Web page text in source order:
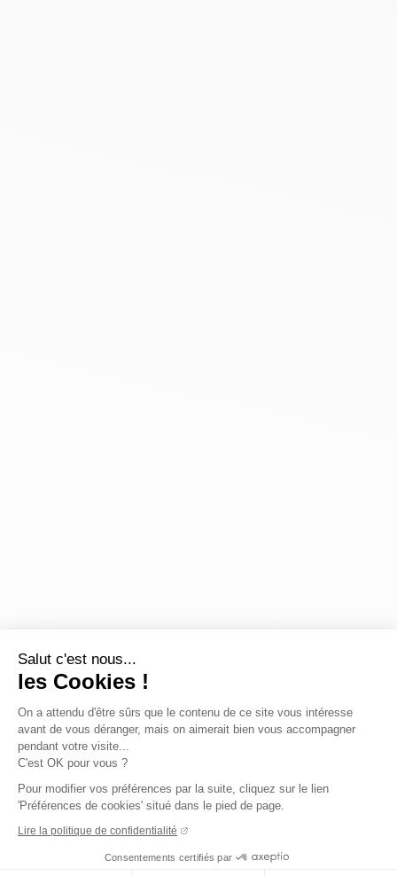
Salut c'est nous...
les Cookies !
On a attendu d'être sûrs que le contenu de ce site vous intéresse
avant de vous déranger, mais on aimerait bien vous accompagner
pendant votre visite...
C'est OK pour vous ?
Pour modifier vos préférences par la suite, cliquez sur le lien
'Préférences de cookies' situé dans le pied de page.
Lire la politique de confidentialité
Consentements certifiés par